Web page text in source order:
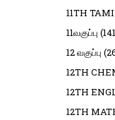
11TH
11வகுப்பு
12 வகுப்பு
12TH
12TH
12TH